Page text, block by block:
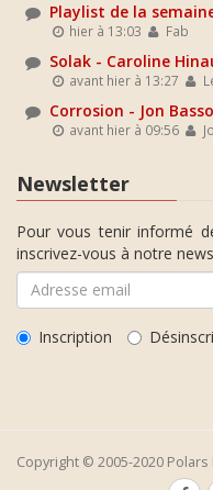
Playlist de la
hier à 13:03 Fab
Solak - Caroline
avant hier à 13:27
Corrosion - Jon
avant hier à 09:56
Newsletter
Pour vous tenir informé
inscrivez-vous à notre
Inscription
Copyright © 2005-2020